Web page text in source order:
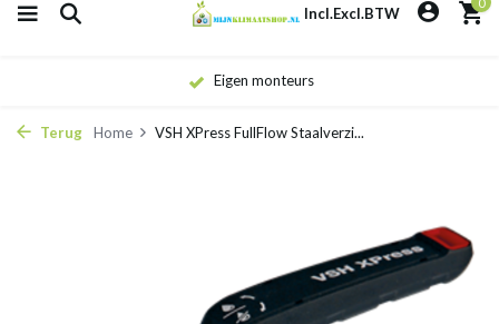
Incl.Excl.BTW
Eigen monteurs
Terug Home VSH XPress FullFlow Staalverzi...